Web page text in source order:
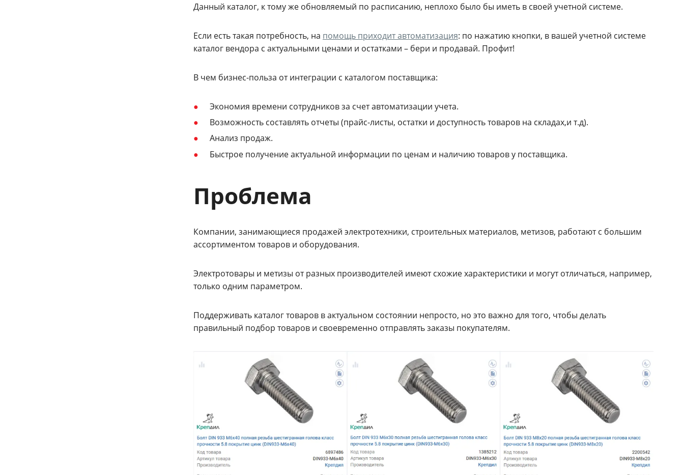
Данный каталог, к тому же обновляемый по расписанию, неплохо было бы иметь в своей учетной системе.
Если есть такая потребность, на помощь приходит автоматизация: по нажатию кнопки, в вашей учетной системе
каталог вендора с актуальными ценами и остатками – бери и продавай. Профит!
В чем бизнес-польза от интеграции с каталогом поставщика:
Экономия времени сотрудников за счет автоматизации учета.
Возможность составлять отчеты (прайс-листы, остатки и доступность товаров на складах,и т.д).
Анализ продаж.
Быстрое получение актуальной информации по ценам и наличию товаров у поставщика.
Проблема
Компании, занимающиеся продажей электротехники, строительных материалов, метизов, работают с большим
ассортиментом товаров и оборудования.
Электротовары и метизы от разных производителей имеют схожие характеристики и могут отличаться, например,
только одним параметром.
Поддерживать каталог товаров в актуальном состоянии непросто, но это важно для того, чтобы делать
правильный подбор товаров и своевременно отправлять заказы покупателям.